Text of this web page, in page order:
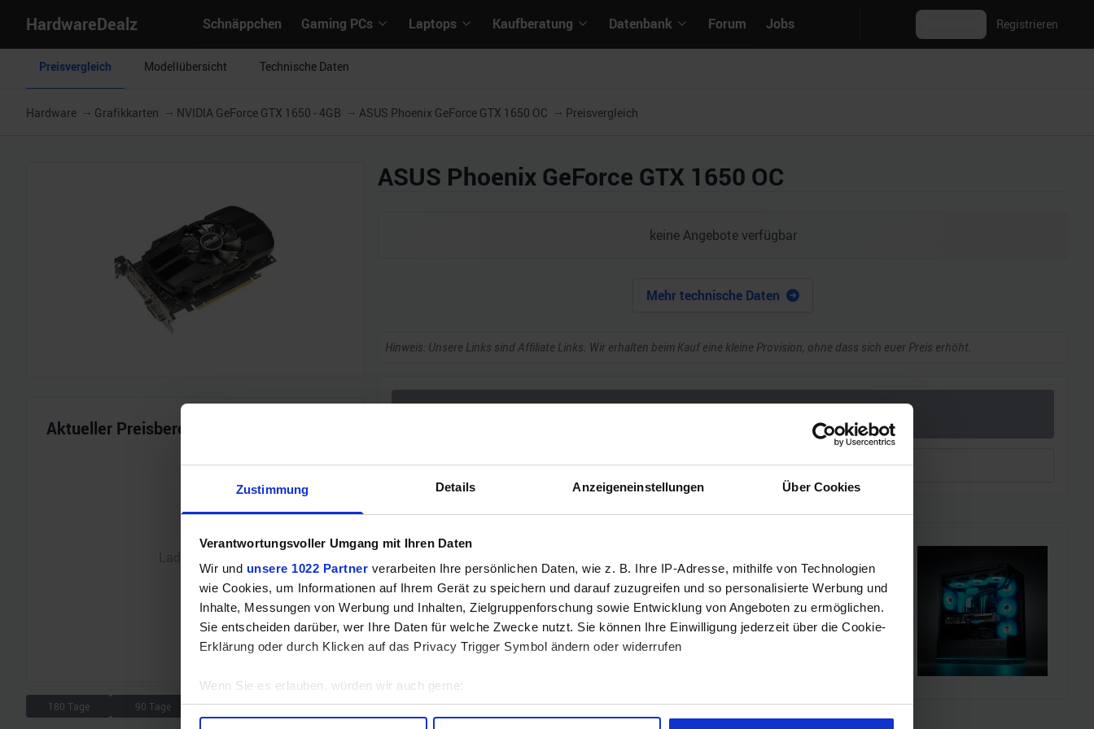
Zustimmung Details Anzeigeneinstellungen Über Cookies
Verantwortungsvoller Umgang mit Ihren Daten
Wir und unsere 1022 Partner verarbeiten Ihre persönlichen Daten, wie z. B. Ihre IP-Adresse, mithilfe von Technologien
wie Cookies, um Informationen auf Ihrem Gerät zu speichern und darauf zuzugreifen und so personalisierte Werbung und
Inhalte, Messungen von Werbung und Inhalten, Zielgruppenforschung sowie Entwicklung von Angeboten zu ermöglichen.
Sie entscheiden darüber, wer Ihre Daten für welche Zwecke nutzt. Sie können Ihre Einwilligung jederzeit über die Cookie-
Erklärung oder durch Klicken auf das Privacy Trigger Symbol ändern oder widerrufen
Wenn Sie es erlauben, würden wir auch gerne:
Informationen über Ihre geografische Lage erfassen, welche bis auf einige Meter genau sein können
HardwareDealz Schnäppchen Gaming PCs Laptops Kaufberatung Datenbank Forum Jobs Registrieren
Preisvergleich Modellübersicht Technische Daten
Hardware Grafikkarten NVIDIA GeForce GTX 1650 - 4GB ASUS Phoenix GeForce GTX 1650 OC Preisvergleich
Aktueller Preisbereich
180 Tage 90 Tage 30 Tage 7 Tage
ASUS Phoenix GeForce GTX 1650 OC
keine Angebote verfügbar
Mehr technische Daten
Hinweis: Unsere Links sind Affiliate Links. Wir erhalten beim Kauf eine kleine Provision, ohne dass sich euer Preis erhöht.
Vergleichen
Gewinne einen MSI Gaming PC mit RTX 5070 Ti!!
Bis zum 21. August hast du die Chance, bei unserem Gewinnspiel einen MSI Gaming-PC zu
gewinnen. Die Komponenten, den Zusammenbau, die Spiele-Benchmarks und den